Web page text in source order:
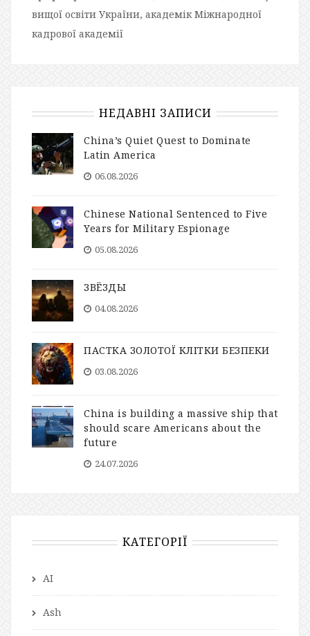
вищої освіти України, академік Міжнародної
кадрової академії
НЕДАВНІ ЗАПИСИ
China’s Quiet Quest to Dominate
Latin America
06.08.2026
Chinese National Sentenced to Five
Years for Military Espionage
05.08.2026
ЗВЁЗДЫ
04.08.2026
ПАСТКА ЗОЛОТОЇ КЛІТКИ БЕЗПЕКИ
03.08.2026
China is building a massive ship that
should scare Americans about the
future
24.07.2026
КАТЕГОРІЇ
AI
Ash